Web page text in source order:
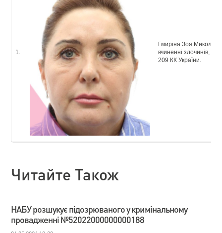
1.
Гмиріна Зоя
вчиненні злочинів,
209 КК України.
Читайте Також
НАБУ розшукує підозрюваного у кримінальному
провадженні №52022000000000188